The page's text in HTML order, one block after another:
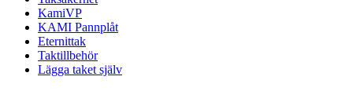
KamiVP
KAMI Pannplåt
Eternittak
Taktillbehör
Lägga taket själv